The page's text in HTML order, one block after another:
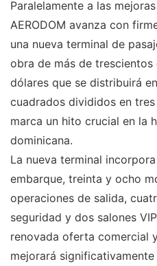
Paralelamente a las
AERODOM avanza con
una nueva terminal de
obra de más de
dólares que se distribuirá
cuadrados divididos en
marca un hito crucial en la
dominicana.
La nueva terminal
embarque, treinta y ocho
operaciones de salida,
seguridad y dos salones
renovada oferta comercial
mejorará